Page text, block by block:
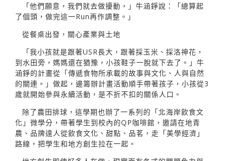
「他們願意，我們就去做擾動，」牛涵錚說：「總算起
了個頭，做完這一Run再作調整。」
從餐桌出發，關心產業與土地
「我小孩就是跟著USR長大，跟著採玉米、採洛神花，
到水田旁，媽媽還在猶豫，小孩鞋子一脫就下去了。」牛
涵錚的計畫從「傳遞食物所承載的故事與文化、人與自然
的關連。」做起，邊籌辦計畫活動順手帶著孩子，小孩從3
歲就開始參與永續活動，是不折不扣的關係人口。
除了農田排球，這學期也辦了一系列的「北海岸飲食文
化」微學分，帶著學生到校內的QP咖啡館，邀請在地青
農、品牌達人從飲食文化、甜點、品茗，走「美學經濟」
路線，把學生和地方創生拉在一起。